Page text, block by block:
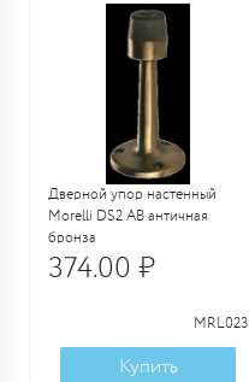
Дверной упор настенный
Morelli DS2 AB античная
бронза
374.00 ₽
MRL023
Купить